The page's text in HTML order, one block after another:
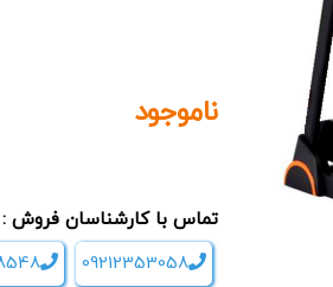
ناموجود
تماس با کارشناسان فروش :
09212353058